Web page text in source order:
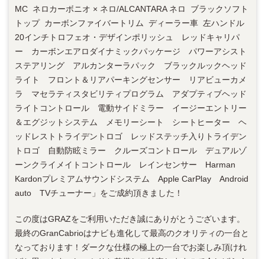
MC ネロカーボニオ × ネロ/ALCANTARA ネロ ブラックソフト
トップ カーボンファイバートリム ディーラー車 左ハンドル
20インチトロフェオ・デザインポリッシュ レッドキャリパ
ー カーボンエアロダイナミックパッケージ パワーアシスト
ステアリング アルカンターラパック ブラックルックヘッド
ライト フロント＆リアパーキングセンサー リアビューカメ
ラ マセラティスタビリティプログラム アダプティブヘッド
ライトコントロール 電動サイドミラー イージーエントリー
＆エグジットシステム メモリーシート シートヒーター ヘ
ッドレストトライデントロゴ レッドステッチ入りトライデン
トロゴ 自動防眩ミラー クルーズコントロール デュアルゾ
ーンクライメイトコントロール レインセンサー Harman
Kardonプレミアムサウンドシステム Apple CarPlay Android
auto TVチューナー」をご成約頂きました！
この度はGRAZをご利用いただき誠にありがとうございます。
最終のGranCabrioはナビも進化して最高のクオリティの一台と
なっております！ダークな仕様の極上の一台でお楽しみ頂けれ